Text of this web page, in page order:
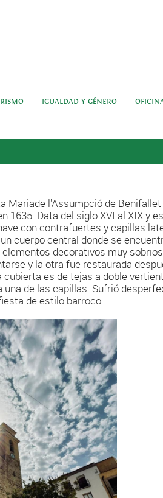
IGUALDAD Y GÉNERO
Mariade l'Assumpció de
1635. Data del siglo XVI al XIX y
con contrafuertes y capillas
cuerpo central donde se
decorativos muy
y la otra fue restaurada
es de tejas a doble
de las capillas. Sufrió
de estilo barroco.